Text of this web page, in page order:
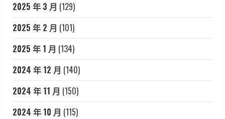
2025 年 3 月 (129)
2025 年 2 月 (101)
2025 年 1 月 (134)
2024 年 12 月 (140)
2024 年 11 月 (150)
2024 年 10 月 (115)